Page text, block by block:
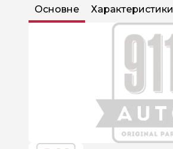
Основне Характеристики